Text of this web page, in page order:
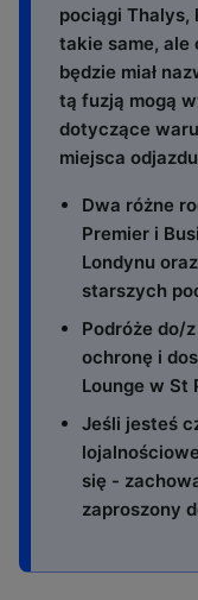
pociągi Thalys,
takie same, ale
będzie miał
tą fuzją mogą
dotyczące
miejsca
Dwa różne
Premier i
Londynu
starszych
Podróże do/​
ochronę i
Lounge w St
Jeśli jesteś
się -
zaproszony